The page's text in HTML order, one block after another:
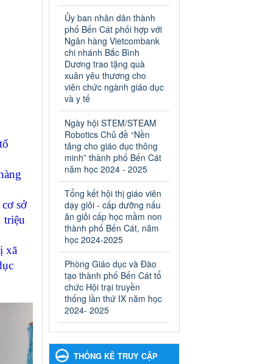
sở
triệu
xã
Ngày ban hành: 13/03/2025
Kế hoạch Phổ biến, giáo
dục pháp luật năm 2025 của
ngành Giáo dục và Đào tạo
thành phố Bến Cát
Kế hoạch Phổ biến, giáo dục
pháp luật năm 2025 của
ngành Giáo dục và Đào tạo
thành phố Bến Cát
Ngày ban hành: 28/02/2025
Quyết định công bố thủ tục
hành chính bị bãi bỏ trong
lĩnh vực giáo dục đào tạo
thuộc hệ giáo dục quốc
dân và cơ sở giáo dục khác
thuộc thẩm quyền giải
quyết của Sở Giáo dục và
Đào tạo, Ủy ban nhân dân
cấp huyện
Quyết định công bố thủ tục
hành chính bị bãi bỏ trong lĩnh
vực giáo dục đào tạo thuộc hệ
giáo dục quốc dân và cơ sở
giáo dục khác thuộc thẩm
quyền giải quyết của Sở Giáo
dục và Đào tạo, Ủy ban nhân
dân cấp huyện
Ủy ban nhân dân thành
phố Bến Cát phối hợp với
Ngân hàng Vietcombank
chi nhánh Bắc Bình
Dương trao tặng quà
xuân yêu thương cho
viên chức ngành giáo dục
và y tế
Ngày hội STEM/STEAM
Robotics Chủ đề “Nền
tảng cho giáo dục thông
minh” thành phố Bến Cát
năm học 2024 - 2025
Tổng kết hội thị giáo viên
dạy giỏi - cấp dưỡng nấu
ăn giỏi cấp học mầm non
thành phố Bến Cát, năm
học 2024-2025
Phòng Giáo dục và Đào
tạo thành phố Bến Cát tổ
chức Hội trại truyền
thống lần thứ IX năm học
2024- 2025
THỐNG KÊ TRUY CẬP